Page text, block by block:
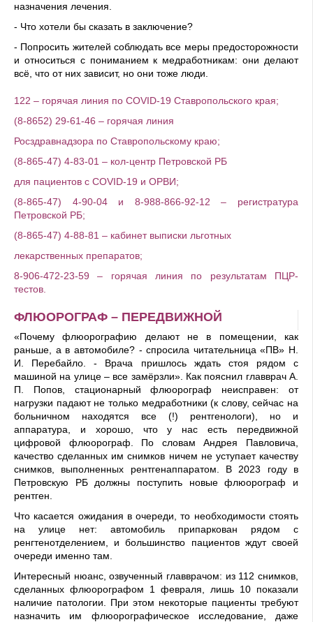
назначения лечения.
- Что хотели бы сказать в заключение?
- Попросить жителей соблю­дать все меры предосторожно­сти
и относиться с пониманием к медработникам: они делают
всё, что от них зависит, но они тоже люди.
122 – горячая линия по COVID-19 Ставропольского края;
(8-8652) 29-61-46 – горячая линия
Росздравнадзора по Ставропольскому краю;
(8-865-47) 4-83-01 – кол-центр Петровской РБ
для пациентов с COVID-19 и ОРВИ;
(8-865-47) 4-90-04 и 8-988-866-92-12 – регистратура
Петровской РБ;
(8-865-47) 4-88-81 – кабинет выписки льготных
лекарственных препаратов;
8-906-472-23-59 – горячая линия по результатам ПЦР-
тестов.
ФЛЮОРОГРАФ – ПЕРЕДВИЖНОЙ
«Почему флюорогра­фию делают не в поме­щении, как
раньше, а в автомобиле? - спросила читательница «ПВ» Н.
И. Перебайло. - Врача при­шлось ждать стоя рядом с
машиной на улице – все замёрзли». Как пояснил главврач А.
П. Попов, ста­ционарный флюорограф неисправен: от
нагрузки падают не только медработники (к слову, сейчас на
больничном находятся все (!) рентгенологи), но и
аппаратура, и хорошо, что у нас есть передвижной
цифровой флюорограф. По словам Андрея Павловича,
качество сделанных им снимков ничем не уступает качеству
снимков, выполненных рентгенаппаратом. В 2023 году в
Петровскую РБ должны поступить новые флюорограф и
рентген.
Что касается ожидания в очереди, то необходимости стоять
на улице нет: автомобиль припаркован рядом с
ренгтенотделением, и большинство пациентов ждут своей
очереди именно там.
Интересный нюанс, озвученный главврачом: из 112 снимков,
сделанных флюорографом 1 февраля, лишь 10 показали
наличие патологии. При этом некоторые пациенты требуют
назначить им флюорографическое исследование, даже